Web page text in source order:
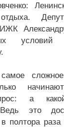
условий
а
это
полтора раза